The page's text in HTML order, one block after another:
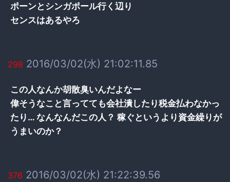
ポーンとシンガポール行く辺り
センスはあるやろ
298 2016/03/02(水) 21:02:11.85
この人なんか胡散臭いんだよなー
偉そうなこと言ってても会社潰したり税金払わなかっ
たり… なんなんだこの人？ 稼ぐというより資金繰りが
うまいのか？
376 2016/03/02(水) 21:22:39.56